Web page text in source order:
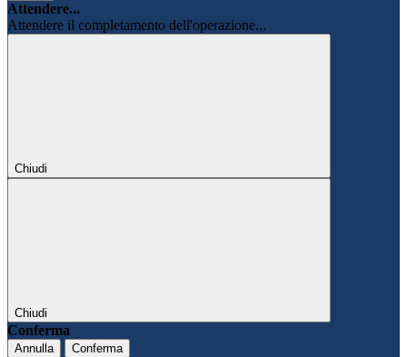
Attendere...
Attendere il completamento dell'operazione...
Chiudi
Chiudi
Conferma
Annulla Conferma